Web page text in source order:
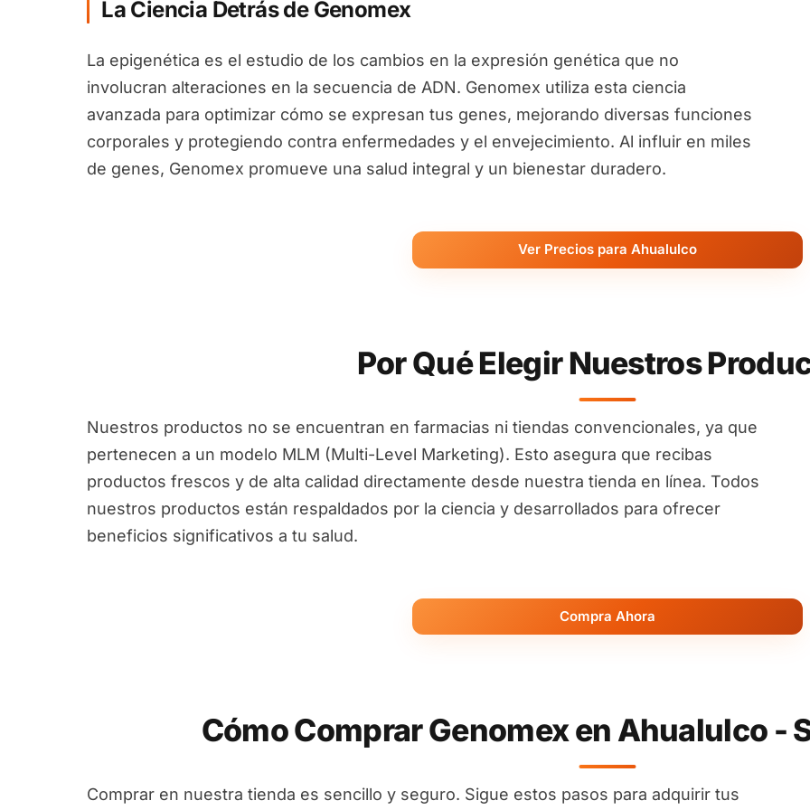
La Ciencia Detrás de Genomex
La epigenética es el estudio de los cambios en la expresión genética que no
involucran alteraciones en la secuencia de ADN. Genomex utiliza esta ciencia
avanzada para optimizar cómo se expresan tus genes, mejorando diversas funciones
corporales y protegiendo contra enfermedades y el envejecimiento. Al influir en miles
de genes, Genomex promueve una salud integral y un bienestar duradero.
Ver Precios para Ahualulco
Por Qué Elegir Nuestros
Nuestros productos no se encuentran en farmacias ni tiendas convencionales, ya que
pertenecen a un modelo MLM (Multi-Level Marketing). Esto asegura que recibas
productos frescos y de alta calidad directamente desde nuestra tienda en línea. Todos
nuestros productos están respaldados por la ciencia y desarrollados para ofrecer
beneficios significativos a tu salud.
Compra Ahora
Cómo Comprar Genomex en Ahualulco -
Comprar en nuestra tienda es sencillo y seguro. Sigue estos pasos para adquirir tus